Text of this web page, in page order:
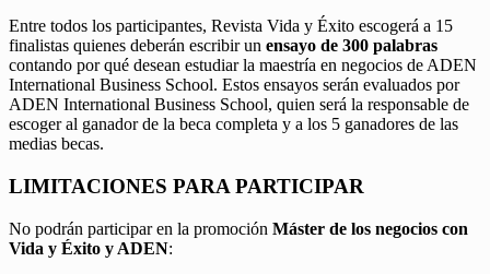
Entre todos los participantes, Revista Vida y Éxito escogerá a 15
finalistas quienes deberán escribir un ensayo de 300 palabras
contando por qué desean estudiar la maestría en negocios de ADEN
International Business School. Estos ensayos serán evaluados por
ADEN International Business School, quien será la responsable de
escoger al ganador de la beca completa y a los 5 ganadores de las
medias becas.
LIMITACIONES PARA PARTICIPAR
No podrán participar en la promoción Máster de los negocios con
Vida y Éxito y ADEN: